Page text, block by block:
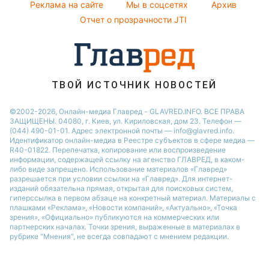
Максим Галкин
Пылевая буря
Реклама на сайте
Мы в соцсетях
Архив
Отчет о прозрачности JTI
ТВОЙ ИСТОЧНИК НОВОСТЕЙ
©2002-2026, Онлайн-медиа Главред - GLAVRED.INFO. ВСЕ ПРАВА
ЗАЩИЩЕНЫ. 04080, г. Киев, ул. Кириловская, дом 23. Телефон —
(044) 490-01-01. Адрес электронной почты — info@glavred.info.
Идентификатор онлайн-медиа в Реестре cубъектов в сфере медиа —
R40-01822. Перепечатка, копирование или воспроизведение
информации, содержащей ссылку на агенство ГЛАВРЕД, в каком-
либо виде запрещено. Использование материалов «Главред»
разрешается при условии ссылки на «Главред». Для интернет-
изданий обязательна прямая, открытая для поисковых систем,
гиперссылка в первом абзаце на конкретный материал. Материалы с
плашками «Реклама», «Новости компаний», «Актуально», «Точка
зрения», «Официально» публикуются на коммерческих или
партнерских началах. Точки зрения, выраженные в материалах в
рубрике "Мнения", не всегда совпадают с мнением редакции.